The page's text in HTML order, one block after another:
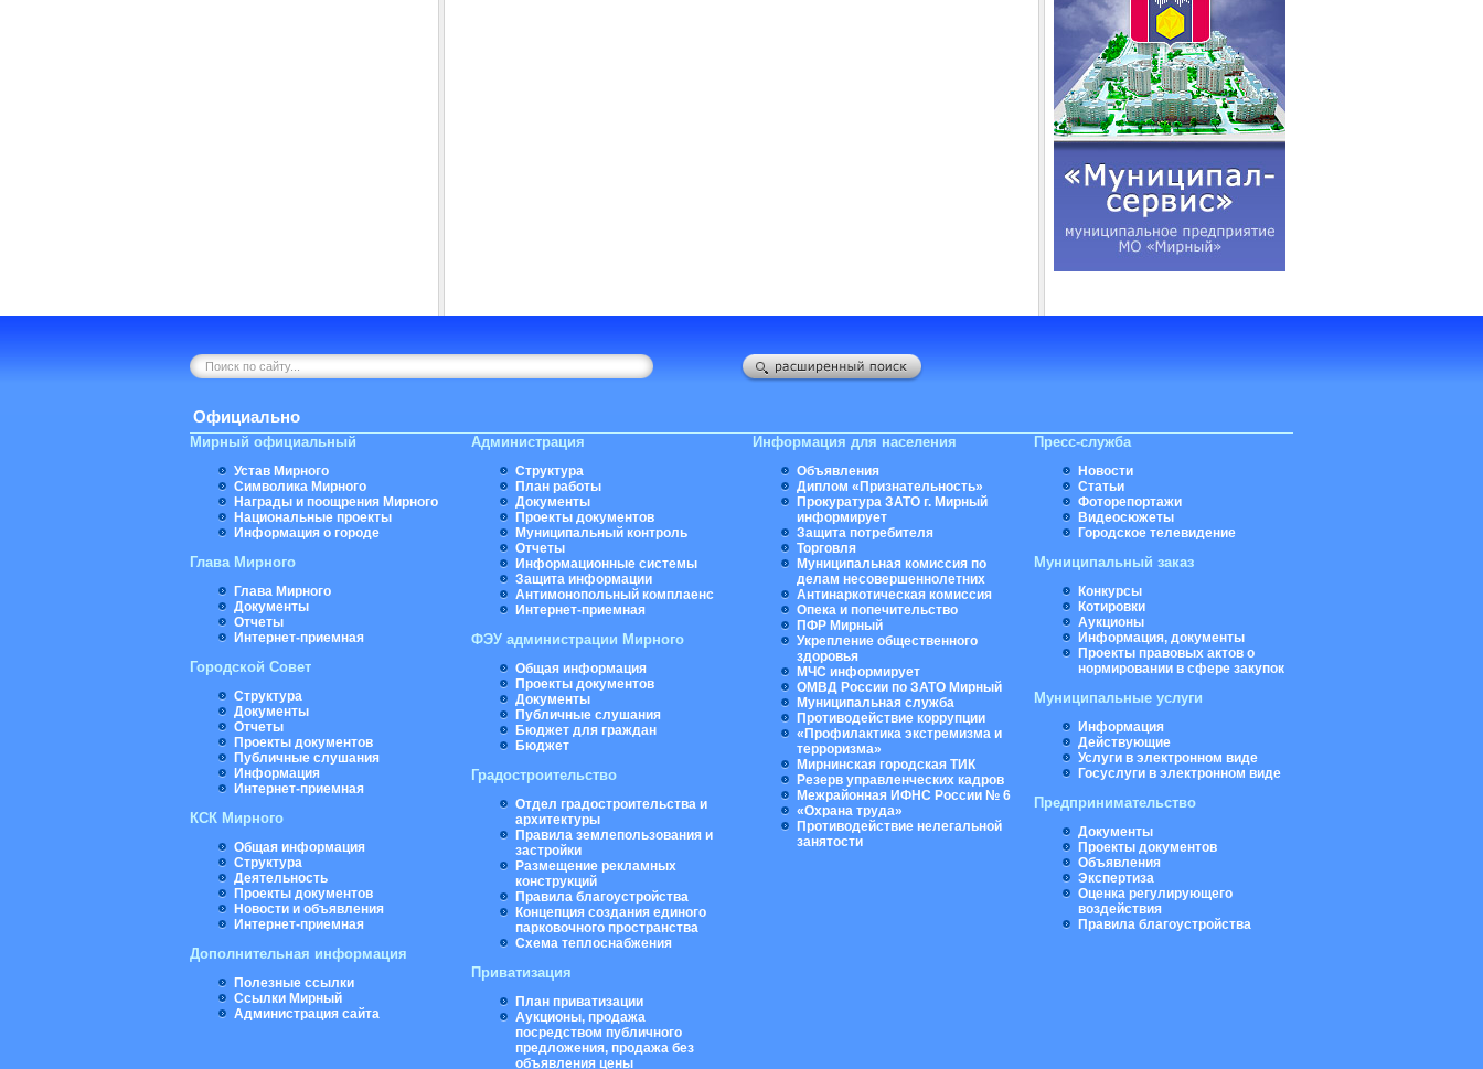
Официально
Мирный официальный
Устав Мирного
Символика Мирного
Награды и поощрения Мирного
Национальные проекты
Информация о городе
Глава Мирного
Глава Мирного
Документы
Отчеты
Интернет-приемная
Городской Совет
Структура
Документы
Отчеты
Проекты документов
Публичные слушания
Информация
Интернет-приемная
КСК Мирного
Общая информация
Структура
Деятельность
Проекты документов
Новости и объявления
Интернет-приемная
Дополнительная информация
Полезные ссылки
Ссылки Мирный
Администрация сайта
Администрация
Структура
План работы
Документы
Проекты документов
Муниципальный контроль
Отчеты
Информационные системы
Защита информации
Антимонопольный комплаенс
Интернет-приемная
ФЭУ администрации Мирного
Общая информация
Проекты документов
Документы
Публичные слушания
Бюджет для граждан
Бюджет
Градостроительство
Отдел градостроительства и
архитектуры
Правила землепользования и
застройки
Размещение рекламных
конструкций
Правила благоустройства
Концепция создания единого
парковочного пространства
Схема теплоснабжения
Приватизация
План приватизации
Аукционы, продажа
посредством публичного
предложения, продажа без
объявления цены
Информация для населения
Объявления
Диплом «Признательность»
Прокуратура ЗАТО г. Мирный
информирует
Защита потребителя
Торговля
Муниципальная комиссия по
делам несовершеннолетних
Антинаркотическая комиссия
Опека и попечительство
ПФР Мирный
Укрепление общественного
здоровья
МЧС информирует
ОМВД России по ЗАТО Мирный
Муниципальная cлужба
Противодействие коррупции
«Профилактика экстремизма и
терроризма»
Мирнинская городская ТИК
Резерв управленческих кадров
Межрайонная ИФНС России № 6
«Охрана труда»
Противодействие нелегальной
занятости
Пресс-служба
Новости
Статьи
Фоторепортажи
Видеосюжеты
Городское телевидение
Муниципальный заказ
Конкурсы
Котировки
Аукционы
Информация, документы
Проекты правовых актов о
нормировании в сфере закупок
Муниципальные услуги
Информация
Действующие
Услуги в электронном виде
Госуслуги в электронном виде
Предпринимательство
Документы
Проекты документов
Объявления
Экспертиза
Оценка регулирующего
воздействия
Правила благоустройства